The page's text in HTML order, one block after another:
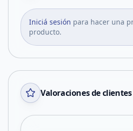
Iniciá sesión para hacer una
producto.
Valoraciones de clientes